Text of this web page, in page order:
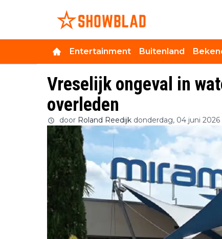
Entertainment Buitenland
Vreselijk ongeval in
overleden
door Roland Reedijk donderdag, 04 juni 2026